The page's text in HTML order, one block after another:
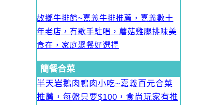
故鄉牛排館~嘉義牛排推薦，嘉義數十
年老店，有歌手駐唱，蘑菇雞腿排味美
食在，家庭聚餐好選擇
簡餐合菜
半天岩鵝肉鴨肉小吃~嘉義百元合菜
推薦，每盤只要$100，食尚玩家有推